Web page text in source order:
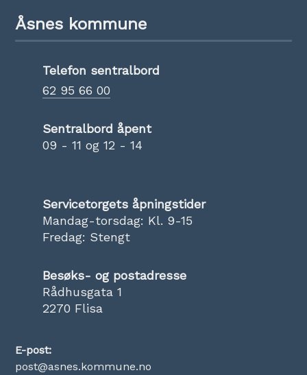
Åsnes kommune
Telefon sentralbord
62 95 66 00
Sentralbord åpent
09 - 11 og 12 - 14
Servicetorgets åpningstider
Mandag-torsdag: Kl. 9-15
Fredag: Stengt
Besøks- og postadresse
Rådhusgata 1
2270 Flisa
E-post:
post@asnes.kommune.no